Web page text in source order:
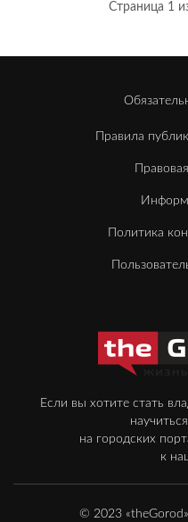
Страница 1
Правила
Политика
Если вы хотите стать
на городских
к
© 2023